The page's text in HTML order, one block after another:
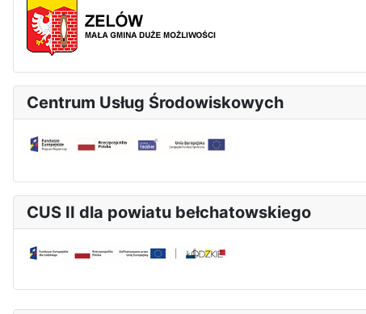
Centrum Usług Środowiskowych
CUS II dla powiatu bełchatowskiego